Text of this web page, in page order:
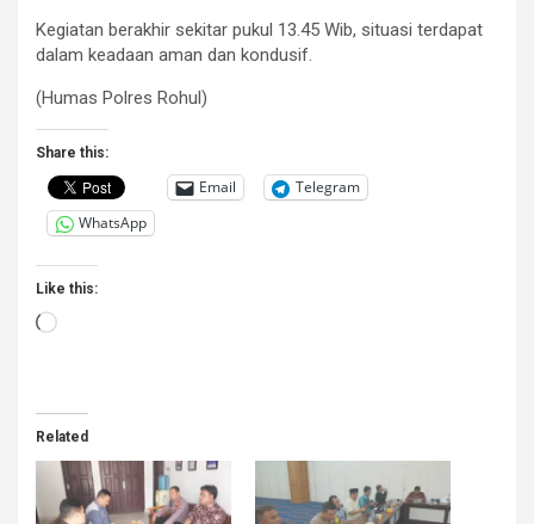
Kegiatan berakhir sekitar pukul 13.45 Wib, situasi terdapat
dalam keadaan aman dan kondusif.
(Humas Polres Rohul)
Share this:
Email
Telegram
WhatsApp
Like this:
Loading…
Related